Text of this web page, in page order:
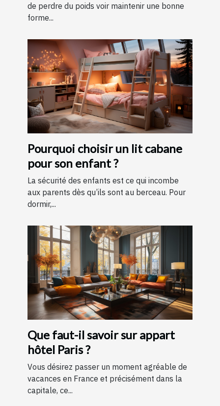
de perdre du poids voir maintenir une bonne
forme...
Pourquoi choisir un lit cabane
pour son enfant ?
La sécurité des enfants est ce qui incombe
aux parents dès qu’ils sont au berceau. Pour
dormir,...
Que faut-il savoir sur appart
hôtel Paris ?
Vous désirez passer un moment agréable de
vacances en France et précisément dans la
capitale, ce...